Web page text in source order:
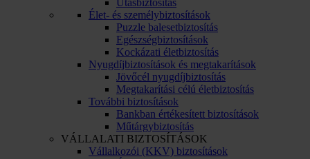
Élet- és személybiztosítások
Puzzle balesetbiztosítás
Egészségbiztosítások
Kockázati életbiztosítás
Nyugdíjbiztosítások és megtakarítások
Jövőcél nyugdíjbiztosítás
Megtakarítási célú életbiztosítás
További biztosítások
Bankban értékesített biztosítások
Műtárgybiztosítás
VÁLLALATI BIZTOSÍTÁSOK
Vállalkozói (KKV) biztosítások